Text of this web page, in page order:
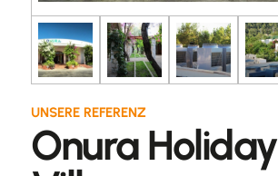
UNSERE REFERENZ
Onura Holiday